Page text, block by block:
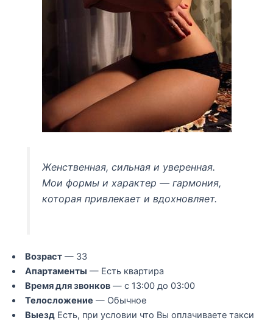
Женственная, сильная и уверенная.
Мои формы и характер — гармония,
которая привлекает и вдохновляет.
Возраст— 33
Апартаменты — Есть квартира
Время для звонков— с 13:00 до 03:00
Телосложение — Обычное
ВыездЕсть, при условии что Вы оплачиваете такси